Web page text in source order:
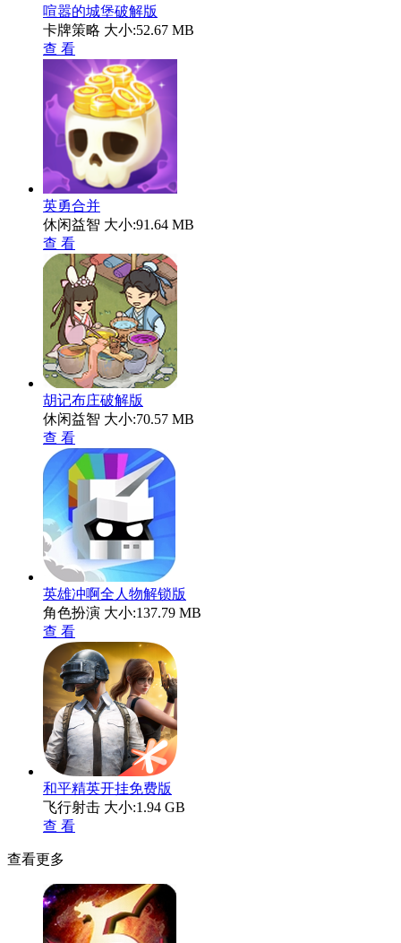
喧嚣的城堡破解版
卡牌策略 大小:52.67 MB
查 看
英勇合并
休闲益智 大小:91.64 MB
查 看
胡记布庄破解版
休闲益智 大小:70.57 MB
查 看
英雄冲啊全人物解锁版
角色扮演 大小:137.79 MB
查 看
和平精英开挂免费版
飞行射击 大小:1.94 GB
查 看
查看更多